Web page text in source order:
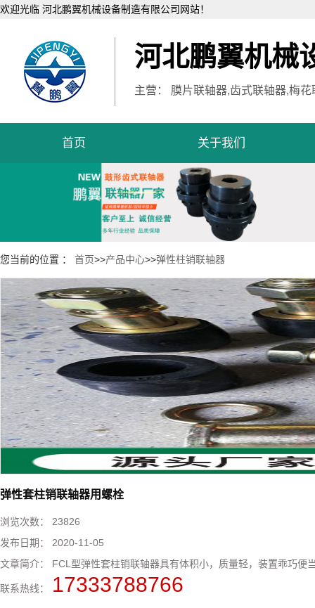
欢迎光临 河北鹏翼机械设备制造有限公司网站！
河北鹏翼机械
主营： 膜片联轴器,齿式联轴器,梅
首页 关于我们
您当前的位置 ： 首页>>产品中心>>弹性柱销联轴器
弹性套柱销联轴器用螺栓
浏览次数： 23826
发布日期： 2020-11-05
文章简介： FCL型弹性套柱销联轴器​具有体积小，质量轻，装置乖巧
联系热线： 17333788766